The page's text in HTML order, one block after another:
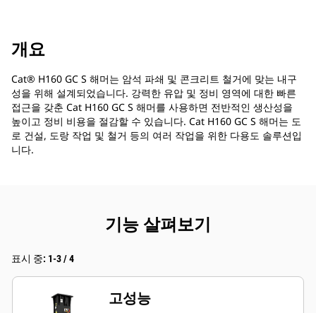
개요
Cat® H160 GC S 해머는 암석 파쇄 및 콘크리트 철거에 맞는 내구
성을 위해 설계되었습니다. 강력한 유압 및 정비 영역에 대한 빠른
접근을 갖춘 Cat H160 GC S 해머를 사용하면 전반적인 생산성을
높이고 정비 비용을 절감할 수 있습니다. Cat H160 GC S 해머는 도
로 건설, 도랑 작업 및 철거 등의 여러 작업을 위한 다용도 솔루션입
니다.
기능 살펴보기
표시 중: 1-3 / 4
고성능